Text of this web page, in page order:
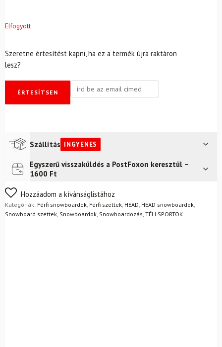
Elfogyott
Szeretne értesítést kapni, ha ez a termék újra raktáron
lesz?
ÉRTESÍTSEN
Szállítás INGYENES
Futár a címreIngyenes
FoxPost
Egyszerű visszaküldés a PostFoxon keresztül –
1600 Ft
Nem biztos a választásában? Semmi gond – a terméket
egyszerűen visszaküldheti 14 napon belül, indoklás nélkül.
Mik a visszaküldés feltételei?
Hozzáadom a kívánságlistához
Kategóriák: Férfi snowboardok, Férfi szettek, HEAD, HEAD snowboardok,
Snowboard szettek, Snowboardok, Snowboardozás, TÉLI SPORTOK